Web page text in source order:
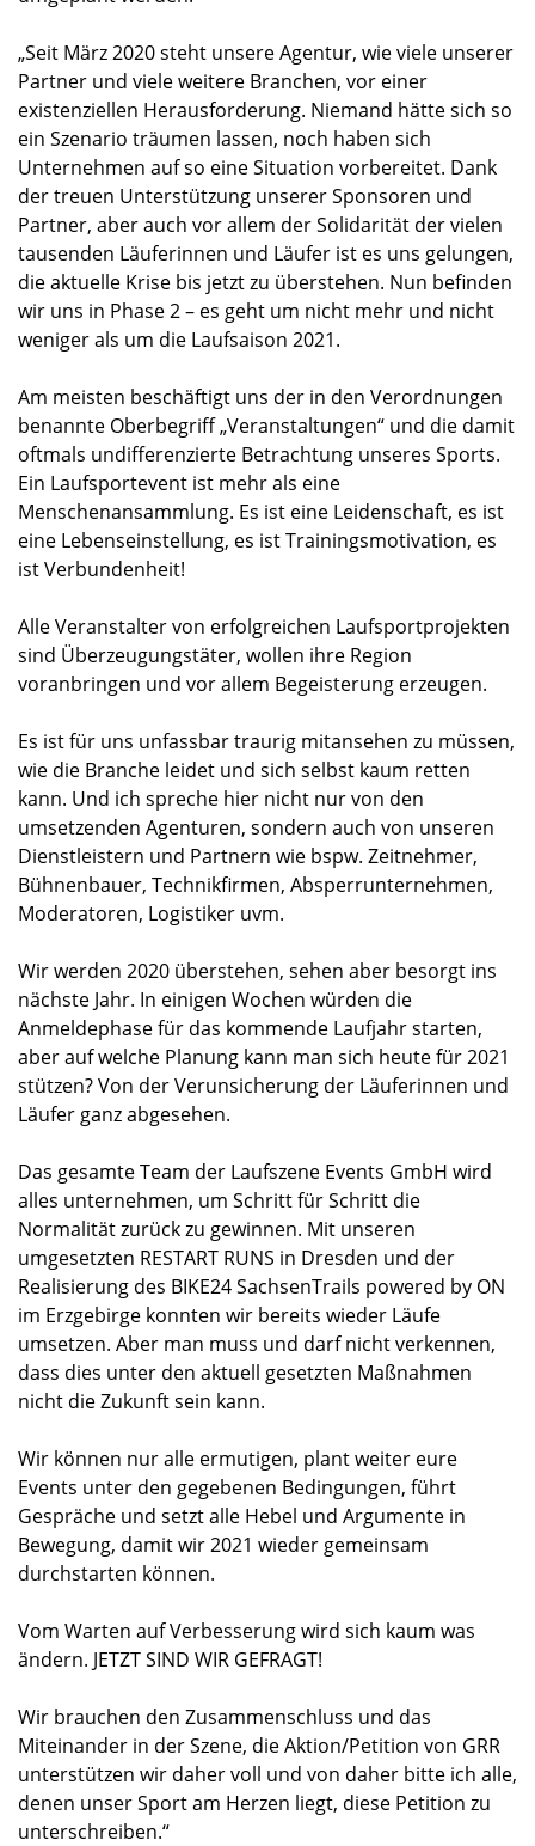
„Seit März 2020 steht unsere Agentur, wie viele unserer
Partner und viele weitere Branchen, vor einer
existenziellen Herausforderung. Niemand hätte sich so
ein Szenario träumen lassen, noch haben sich
Unternehmen auf so eine Situation vorbereitet. Dank
der treuen Unterstützung unserer Sponsoren und
Partner, aber auch vor allem der Solidarität der vielen
tausenden Läuferinnen und Läufer ist es uns gelungen,
die aktuelle Krise bis jetzt zu überstehen. Nun befinden
wir uns in Phase 2 – es geht um nicht mehr und nicht
weniger als um die Laufsaison 2021.
Am meisten beschäftigt uns der in den Verordnungen
benannte Oberbegriff „Veranstaltungen“ und die damit
oftmals undifferenzierte Betrachtung unseres Sports.
Ein Laufsportevent ist mehr als eine
Menschenansammlung. Es ist eine Leidenschaft, es ist
eine Lebenseinstellung, es ist Trainingsmotivation, es
ist Verbundenheit!
Alle Veranstalter von erfolgreichen Laufsportprojekten
sind Überzeugungstäter, wollen ihre Region
voranbringen und vor allem Begeisterung erzeugen.
Es ist für uns unfassbar traurig mitansehen zu müssen,
wie die Branche leidet und sich selbst kaum retten
kann. Und ich spreche hier nicht nur von den
umsetzenden Agenturen, sondern auch von unseren
Dienstleistern und Partnern wie bspw. Zeitnehmer,
Bühnenbauer, Technikfirmen, Absperrunternehmen,
Moderatoren, Logistiker uvm.
Wir werden 2020 überstehen, sehen aber besorgt ins
nächste Jahr. In einigen Wochen würden die
Anmeldephase für das kommende Laufjahr starten,
aber auf welche Planung kann man sich heute für 2021
stützen? Von der Verunsicherung der Läuferinnen und
Läufer ganz abgesehen.
Das gesamte Team der Laufszene Events GmbH wird
alles unternehmen, um Schritt für Schritt die
Normalität zurück zu gewinnen. Mit unseren
umgesetzten RESTART RUNS in Dresden und der
Realisierung des BIKE24 SachsenTrails powered by ON
im Erzgebirge konnten wir bereits wieder Läufe
umsetzen. Aber man muss und darf nicht verkennen,
dass dies unter den aktuell gesetzten Maßnahmen
nicht die Zukunft sein kann.
Wir können nur alle ermutigen, plant weiter eure
Events unter den gegebenen Bedingungen, führt
Gespräche und setzt alle Hebel und Argumente in
Bewegung, damit wir 2021 wieder gemeinsam
durchstarten können.
Vom Warten auf Verbesserung wird sich kaum was
ändern. JETZT SIND WIR GEFRAGT!
Wir brauchen den Zusammenschluss und das
Miteinander in der Szene, die Aktion/Petition von GRR
unterstützen wir daher voll und von daher bitte ich alle,
denen unser Sport am Herzen liegt, diese Petition zu
unterschreiben.“